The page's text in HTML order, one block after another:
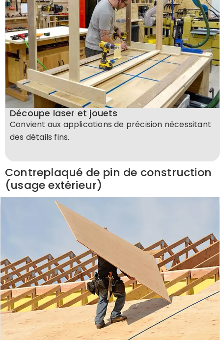
Découpe laser et jouets
Convient aux applications de précision nécessitant
des détails fins.
Contreplaqué de pin de construction
(usage extérieur)